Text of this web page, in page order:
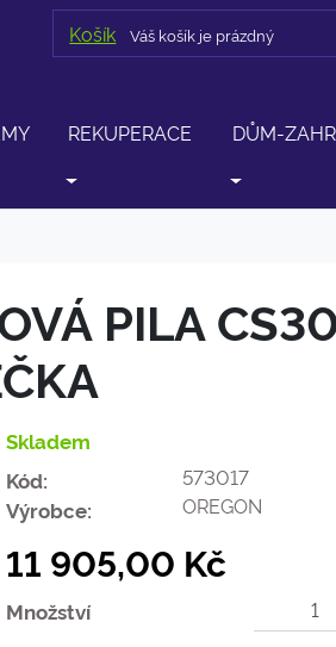
Košík Váš košík je prázdný
REKUPERACE DŮM-
PILA
Skladem
Kód:
573017
Výrobce:
OREGON
11 905,00 Kč
Množství